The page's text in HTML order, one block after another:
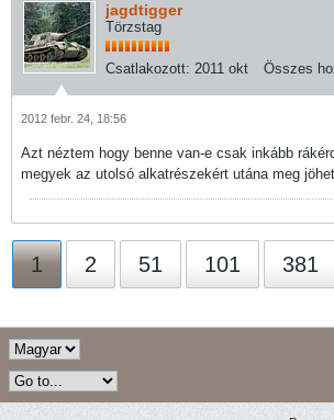
jagdtigger
Törzstag
Csatlakozott: 2011 okt Összes
2012 febr. 24, 18:56
Azt néztem hogy benne van-e csak inkább
megyek az utolsó alkatrészekért utána meg
1 2 51 101 381